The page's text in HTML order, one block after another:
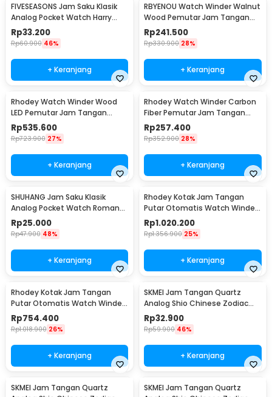
FIVESEASONS Jam Saku Klasik
Analog Pocket Watch Harry
Potter Edition - HQ8048
Rp33.200
Rp60.900 46%
+ Keranjang
RBYENOU Watch Winder Walnut
Wood Pemutar Jam Tangan
Otomatis 1 Slot - RB3
Rp241.500
Rp330.900 28%
+ Keranjang
Rhodey Watch Winder Wood
LED Pemutar Jam Tangan
Otomatis 3 Slot - SKW167
Rp535.600
Rp723.900 27%
+ Keranjang
Rhodey Watch Winder Carbon
Fiber Pemutar Jam Tangan
Otomatis 3 Slot - SKW33
Rp257.400
Rp352.900 28%
+ Keranjang
SHUHANG Jam Saku Klasik
Analog Pocket Watch Roman
Steampunk - PJX1596
Rp25.000
Rp47.900 48%
+ Keranjang
Rhodey Kotak Jam Tangan
Putar Otomatis Watch Winder
LED 4 Slot - SKW164-B
Rp1.020.200
Rp1.356.900 25%
+ Keranjang
Rhodey Kotak Jam Tangan
Putar Otomatis Watch Winder
LED 6 Slot - SKW168
Rp754.400
Rp1.018.900 26%
+ Keranjang
SKMEI Jam Tangan Quartz
Analog Shio Chinese Zodiac
Waterproof 30M Kambing -
2327
Rp32.900
Rp59.900 46%
+ Keranjang
SKMEI Jam Tangan Quartz
SKMEI Jam Tangan Quartz